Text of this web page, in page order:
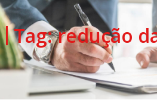
Tag:redução